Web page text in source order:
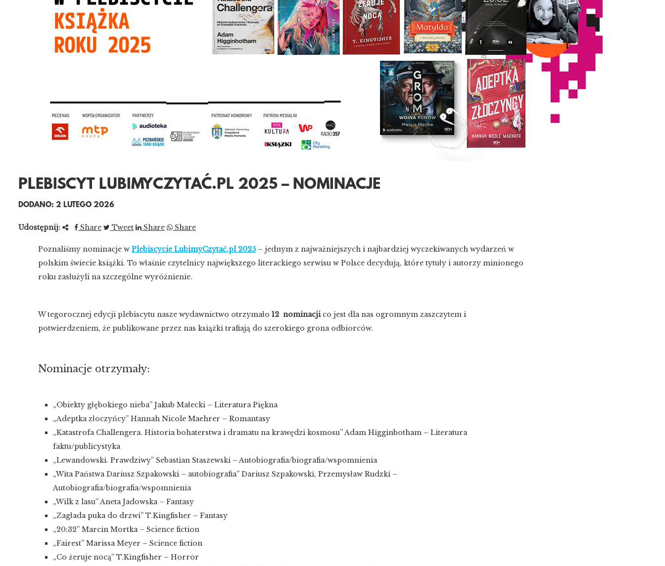
PLEBISCYT LUBIMYCZYTAĆ.PL 2025 – NOMINACJE
DODANO: 2 LUTEGO 2026
Udostępnij: Share Tweet Share Share
Poznaliśmy nominacje w Plebiscycie LubimyCzytać.pl 2025– jednym z najważniejszych i najbardziej wyczekiwanych wydarzeń w
polskim świecie książki. To właśnie czytelnicy największego literackiego serwisu w Polsce decydują, które tytuły i autorzy minionego
roku zasłużyli na szczególne wyróżnienie.
W tegorocznej edycji plebiscytu nasze wydawnictwo otrzymało 12 nominacjico jest dla nas ogromnym zaszczytem i
potwierdzeniem, że publikowane przez nas książki trafiają do szerokiego grona odbiorców.
Nominacje otrzymały:
„Obiekty głębokiego nieba” Jakub Małecki – Literatura Piękna
„Adeptka złoczyńcy” Hannah Nicole Maehrer – Romantasy
„Katastrofa Challengera. Historia bohaterstwa i dramatu na krawędzi kosmosu” Adam Higginbotham – Literatura
faktu/publicystyka
„Lewandowski. Prawdziwy” Sebastian Staszewski – Autobiografia/biografia/wspomnienia
„Wita Państwa Dariusz Szpakowski – autobiografia” Dariusz Szpakowski, Przemysław Rudzki –
Autobiografia/biografia/wspomnienia
„Wilk z lasu” Aneta Jadowska – Fantasy
„Zagłada puka do drzwi” T.Kingfisher – Fantasy
„20:32” Marcin Mortka – Science fiction
„Fairest” Marissa Meyer – Science fiction
„Co żeruje nocą” T.Kingfisher – Horror